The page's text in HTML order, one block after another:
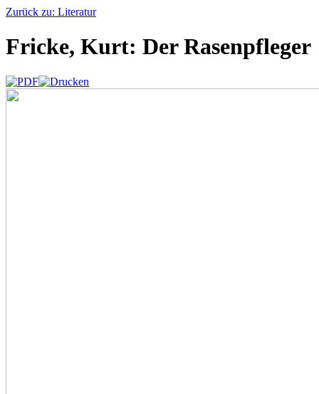
Zurück zu: Literatur
Fricke, Kurt: Der Rasenpfleger